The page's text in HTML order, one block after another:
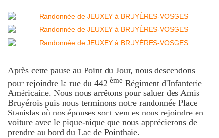
Après cette pause au Point du Jour, nous descendons
pour rejoindre la rue du 442 ème Régiment d'Infanterie
Américaine. Nous nous arrêtons pour saluer des Amis
Bruyérois puis nous terminons notre randonnée Place
Stanislas où nos épouses sont venues nous rejoindre en
voiture avec le pique-nique que nous apprécierons de
prendre au bord du Lac de Pointhaie.